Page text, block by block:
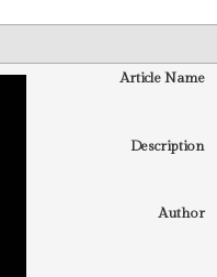
Article Name
Description
Author